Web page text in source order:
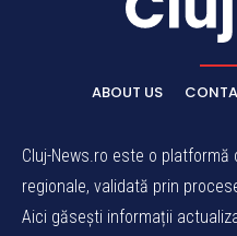
ABOUT US
Cluj-News.ro este o
regionale, validată prin
Aici găsești informații